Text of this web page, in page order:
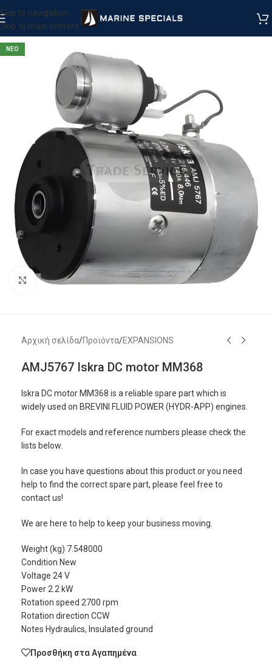
Skip to navigation
Skip to main content
ΝΕΟ
Μεγέθυνση
Αρχική σελίδα/Προϊόντα/EXPANSIONS
AMJ5767 Iskra DC motor MM368
Iskra DC motor MM368 is a reliable spare part which is
widely used on BREVINI FLUID POWER (HYDR-APP) engines.
For exact models and reference numbers please check the
lists below.
In case you have questions about this product or you need
help to find the correct spare part, please feel free to
contact us!
We are here to help to keep your business moving.
Weight (kg) 7.548000
Condition New
Voltage 24 V
Power 2.2 kW
Rotation speed 2700 rpm
Rotation direction CCW
Notes Hydraulics, Insulated ground
Προσθήκη στα Αγαπημένα